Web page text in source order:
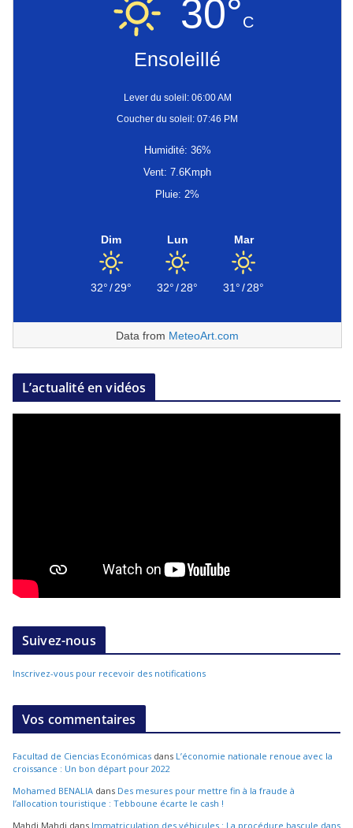
30°C
Ensoleillé
Lever du soleil: 06:00 AM
Coucher du soleil: 07:46 PM
Humidité: 36%
Vent: 7.6Kmph
Pluie: 2%
Dim
32°/29°
Lun
32°/28°
Mar
31°/28°
Data from MeteoArt.com
L’actualité en vidéos
Suivez-nous
Inscrivez-vous pour recevoir des notifications
Vos commentaires
Facultad de Ciencias Económicas dans L’économie nationale renoue avec la
croissance : Un bon départ pour 2022
Mohamed BENALIA dans Des mesures pour mettre fin à la fraude à
l’allocation touristique : Tebboune écarte le cash !
Mahdi Mahdi dans Immatriculation des véhicules : La procédure bascule dans